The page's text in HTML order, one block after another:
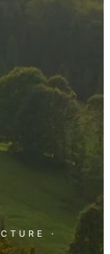
·